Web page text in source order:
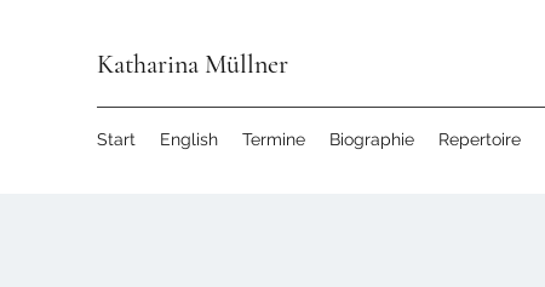
Katharina Müllner
Start English Termine Biographie Repertoire